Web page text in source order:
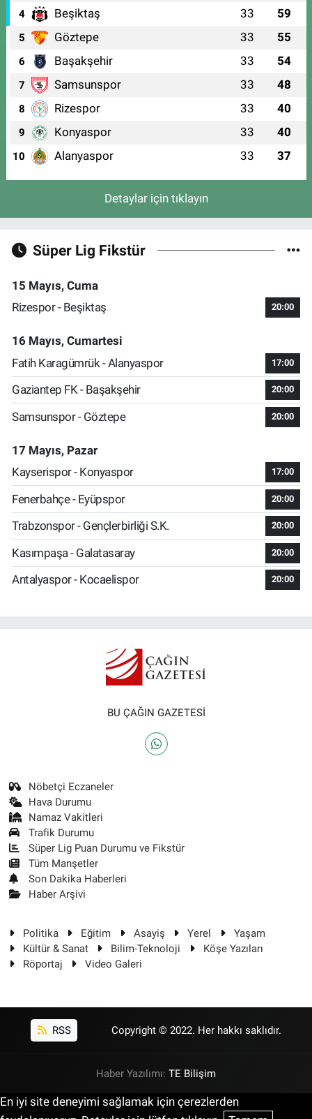
4 Beşiktaş 33 59
5 Göztepe 33 55
6 Başakşehir 33 54
7 Samsunspor 33 48
8 Rizespor 33 40
9 Konyaspor 33 40
10 Alanyaspor 33 37
Detaylar için tıklayın
Süper Lig Fikstür
15 Mayıs, Cuma
Rizespor - Beşiktaş
20:00
16 Mayıs, Cumartesi
Fatih Karagümrük - Alanyaspor
17:00
Gaziantep FK - Başakşehir 20:00
Samsunspor - Göztepe 20:00
17 Mayıs, Pazar
Kayserispor - Konyaspor
17:00
Fenerbahçe - Eyüpspor 20:00
Trabzonspor - Gençlerbirliği S.K. 20:00
Kasımpaşa - Galatasaray 20:00
Antalyaspor - Kocaelispor 20:00
BU ÇAĞIN GAZETESİ
Nöbetçi Eczaneler
Hava Durumu
Namaz Vakitleri
Trafik Durumu
Süper Lig Puan Durumu ve Fikstür
Tüm Manşetler
Son Dakika Haberleri
Haber Arşivi
Politika Eğitim Asayiş Yerel
Yaşam
Kültür & Sanat
Bilim-Teknoloji
Köşe Yazıları
Röportaj
Video Galeri
RSS Copyright © 2022. Her hakkı saklıdır.
Haber Yazılımı: TE Bilişim
En iyi site deneyimi sağlamak için çerezlerden